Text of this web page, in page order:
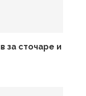
за сточаре и